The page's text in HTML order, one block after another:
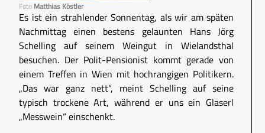
Foto Matthias Köstler
Es ist ein strahlender Sonnentag, als wir am späten
Nachmittag einen bestens gelaunten Hans Jörg
Schelling auf seinem Weingut in Wielandsthal
besuchen. Der Polit-Pensionist kommt gerade von
einem Treffen in Wien mit hochrangigen Politikern.
„Das war ganz nett“, meint Schelling auf seine
typisch trockene Art, während er uns ein Glaserl
„Messwein“ einschenkt.